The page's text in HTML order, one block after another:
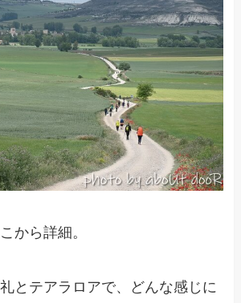
から詳細。
とテアラロアで、どんな感じに